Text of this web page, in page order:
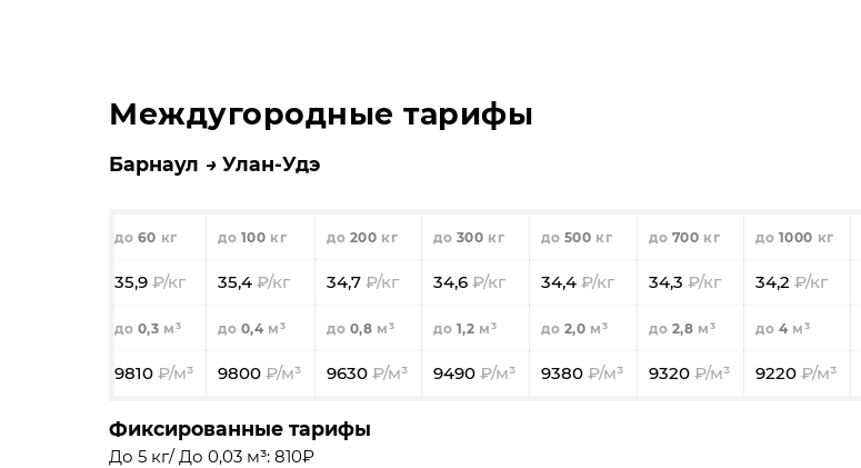
Междугородные тарифы
Барнаул Улан-Удэ
60 100 200 300 500 700 1000
35,9 35,4 34,7 34,6 34,4 34,3 34,2
0,3 0,4 0,8 1,2 2,0 2,8 4
9810 9800 9630 9490 9380 9320 9220
Фиксированные тарифы
До 5 кг/ До 0,03 м³: 810₽